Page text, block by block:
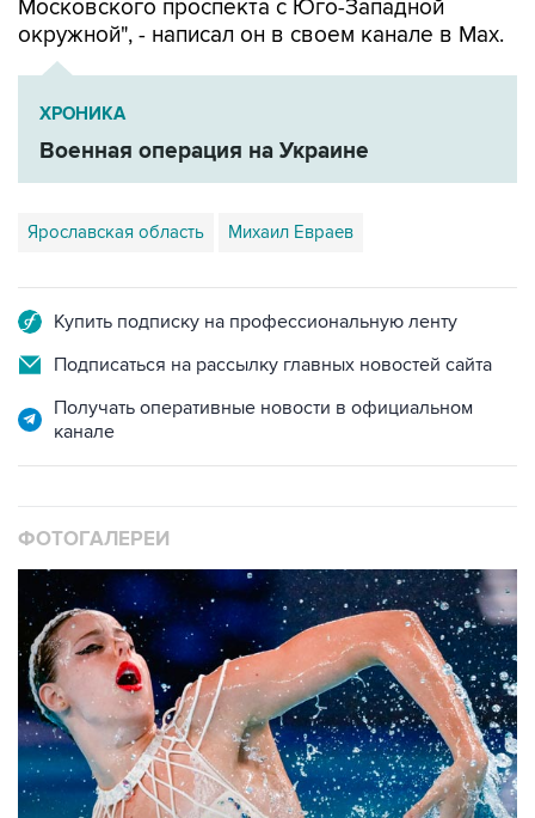
Московского проспекта с Юго-Западной
окружной", - написал он в своем канале в Мах.
ХРОНИКА
Военная операция на Украине
Ярославская область Михаил Евраев
Купить подписку на профессиональную ленту
Подписаться на рассылку главных новостей сайта
Получать оперативные новости в официальном
канале
ФОТОГАЛЕРЕИ